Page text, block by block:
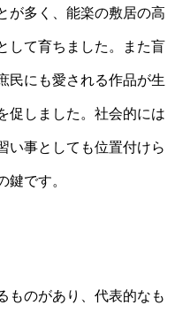
が多く、能楽の敷居の高
して育ちました。また盲
民にも愛される作品が生
促しました。社会的には
い事としても位置付けら
鍵です。
ものがあり、代表的なも